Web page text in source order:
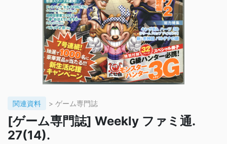
関連資料 > ゲーム専門誌
[ゲーム専門誌] Weekly ファミ通.
27(14).